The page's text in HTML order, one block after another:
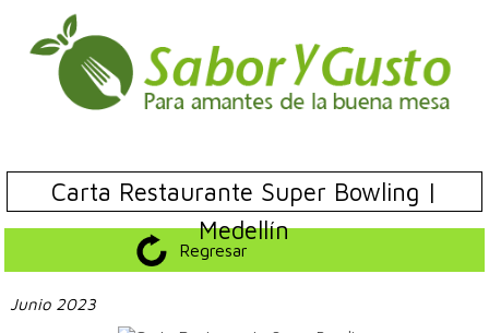
Carta Restaurante Super Bowling |
Medellín
Regresar
Junio 2023